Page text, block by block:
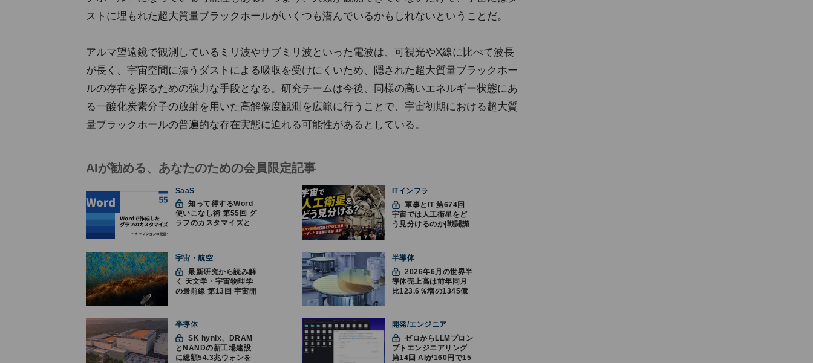
ストに埋もれた超大質量ブラックホールがいくつも潜んでいるかもしれないということだ。
アルマ望遠鏡で観測しているミリ波やサブミリ波といった電波は、可視光やX線に比べて波長
が長く、宇宙空間に漂うダストによる吸収を受けにくいため、隠された超大質量ブラックホー
ルの存在を探るための強力な手段となる。研究チームは今後、同様の高いエネルギー状態にあ
る一酸化炭素分子の放射を用いた高解像度観測を広範に行うことで、宇宙初期における超大質
量ブラックホールの普遍的な存在実態に迫れる可能性があるとしている。
AIが勧める、あなたのための会員限定記事
SaaS
知って得するWord
使いこなし術 第55回 グ
ラフのカスタマイズと
ITインフラ
軍事とIT 第674回
宇宙では人工衛星をど
う見分けるのか|戦闘識
宇宙・航空
最新研究から読み解
く 天文学・宇宙物理学
の最前線 第13回 宇宙開
向上 - CMBのBモード
探索に新手法
半導体
2026年6月の世界半
導体売上高は前年同月
比123.6％増の1345億
半導体
SK hynix、DRAM
とNANDの新工場建設
に総額54.3兆ウォンを
開発/エンジニア
ゼロからLLMプロン
プトエンジニアリング
第14回 AIが160円で15